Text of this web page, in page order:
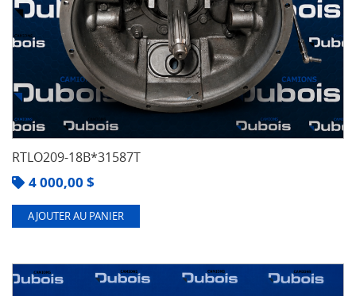
RTLO209-18B*31587T
4 000,00 $
AJOUTER AU PANIER